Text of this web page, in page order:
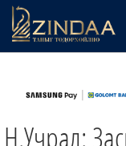
ТВ8
ӨГЛӨӨНИЙ СОНИН
Н.Учрал: